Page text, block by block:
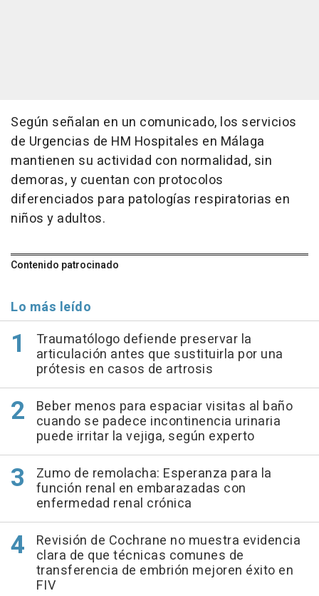
Según señalan en un comunicado, los servicios
de Urgencias de HM Hospitales en Málaga
mantienen su actividad con normalidad, sin
demoras, y cuentan con protocolos
diferenciados para patologías respiratorias en
niños y adultos.
Contenido patrocinado
Lo más leído
Traumatólogo defiende preservar la
articulación antes que sustituirla por una
prótesis en casos de artrosis
Beber menos para espaciar visitas al baño
cuando se padece incontinencia urinaria
puede irritar la vejiga, según experto
Zumo de remolacha: Esperanza para la
función renal en embarazadas con
enfermedad renal crónica
Revisión de Cochrane no muestra evidencia
clara de que técnicas comunes de
transferencia de embrión mejoren éxito en
FIV